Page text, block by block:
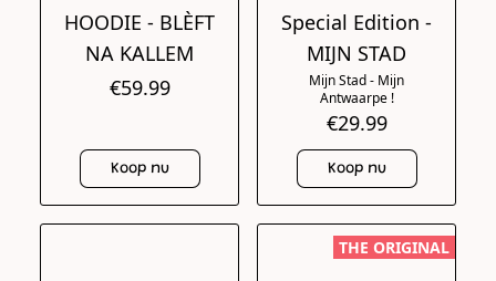
HOODIE - BLÈFT
NA KALLEM
€59.99
Koop nu
Special Edition -
MIJN STAD
Mijn Stad - Mijn
Antwaarpe !
€29.99
Koop nu
THE ORIGINAL